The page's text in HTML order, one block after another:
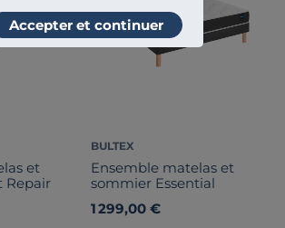
Accepter et continuer
et
Repair
BULTEX
Ensemble matelas et
sommier Essential
1 299,00 €